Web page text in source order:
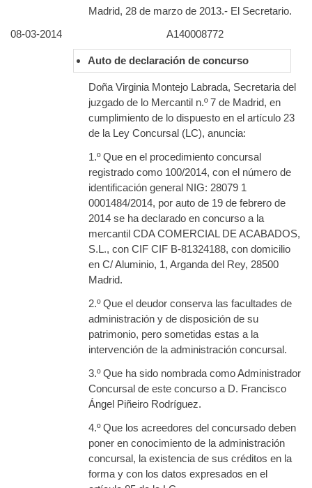
Madrid, 28 de marzo de 2013.- El Secretario.
08-03-2014
A140008772
Auto de declaración de concurso
Doña Virginia Montejo Labrada, Secretaria del
juzgado de lo Mercantil n.º 7 de Madrid, en
cumplimiento de lo dispuesto en el artículo 23
de la Ley Concursal (LC), anuncia:
1.º Que en el procedimiento concursal
registrado como 100/2014, con el número de
identificación general NIG: 28079 1
0001484/2014, por auto de 19 de febrero de
2014 se ha declarado en concurso a la
mercantil CDA COMERCIAL DE ACABADOS,
S.L., con CIF CIF B-81324188, con domicilio
en C/ Aluminio, 1, Arganda del Rey, 28500
Madrid.
2.º Que el deudor conserva las facultades de
administración y de disposición de su
patrimonio, pero sometidas estas a la
intervención de la administración concursal.
3.º Que ha sido nombrada como Administrador
Concursal de este concurso a D. Francisco
Ángel Piñeiro Rodríguez.
4.º Que los acreedores del concursado deben
poner en conocimiento de la administración
concursal, la existencia de sus créditos en la
forma y con los datos expresados en el